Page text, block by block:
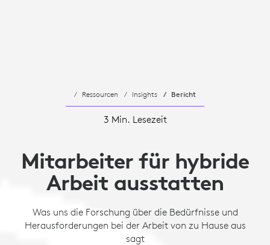
Ressourcen Insights Bericht
3 Min. Lesezeit
Mitarbeiter für hybride
Arbeit ausstatten
Was uns die Forschung über die Bedürfnisse und
Herausforderungen bei der Arbeit von zu Hause aus
sagt